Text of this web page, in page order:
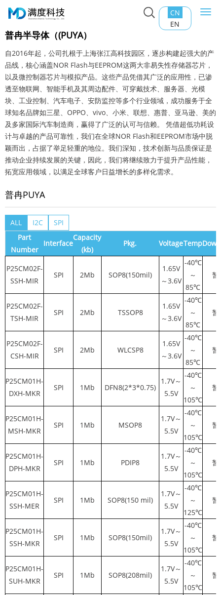
CN
EN
主页>产品中心>EEPROM
普冉半导体（(PUYA）
自2016年起，公司扎根于上海张江高科技园区，逐步构建起强大的产
品线，核心涵盖NOR Flash与EEPROM这两大非易失性存储器芯片，
以及微控制器芯片与模拟产品。这些产品凭借其广泛的应用性，已渗
透至物联网、智能手机及其周边配件、可穿戴技术、服务器、光模
块、工业控制、汽车电子、安防监控等多个行业领域，成功服务于全
球知名品牌如三星、OPPO、vivo、小米、联想、惠普、亚马逊、美的
及多家国际汽车制造商，赢得了广泛的认可与信赖。 凭借超低功耗设
计与卓越的产品可靠性，我们在全球NOR Flash和EEPROM市场中脱
颖而出，占据了举足轻重的地位。我们深知，技术创新与品质保证是
推动企业持续发展的关键，因此，我们将继续致力于提升产品性能，
拓宽应用领域，以满足全球客户日益增长的多样化需求。
普冉PUYA
ALL I2C
SPI
Part
Number
Interface
Capacity
(kb)
Pkg. VoltageTemp
P25CM02F-
SSH-MIR
SPI 2Mb SOP8(150mil)
1.65V
～3.6V
-40℃
～
85℃
暂
P25CM02F-
TSH-MIR
SPI 2Mb TSSOP8
1.65V
～3.6V
-40℃
～
85℃
暂
P25CM02F-
CSH-MIR
SPI 2Mb WLCSP8
1.65V
～3.6V
-40℃
～
85℃
暂
P25CM01H-
DXH-MKR
SPI 1Mb DFN8(2*3*0.75)
1.7V～
5.5V
-40℃
～
105℃
暂
P25CM01H-
MSH-MKR
SPI 1Mb MSOP8
1.7V～
5.5V
-40℃
～
105℃
暂
P25CM01H-
DPH-MKR
SPI 1Mb PDIP8
1.7V～
5.5V
-40℃
～
105℃
暂
P25CM01H-
SSH-MER
SPI 1Mb SOP8(150 mil)
1.7V～
5.5V
-40℃
～
125℃
暂
P25CM01H-
SSH-MKR
SPI 1Mb SOP8(150mil)
1.7V～
5.5V
-40℃
～
105℃
暂
P25CM01H-
SUH-MKR
SPI 1Mb SOP8(208mil)
1.7V～
5.5V
-40℃
～
105℃
暂